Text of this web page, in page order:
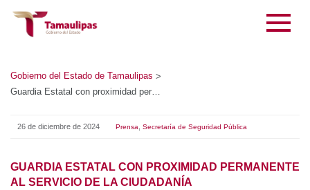
Gobierno del Estado de Tamaulipas >
26 de diciembre de 2024 Prensa Secretaría de Seguridad Pública
GUARDIA ESTATAL CON PROXIMIDAD PERMANENTE
AL SERVICIO DE LA CIUDADANÍA